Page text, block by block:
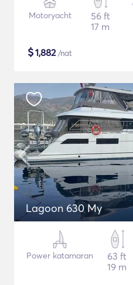
Motoryacht
56 ft
17 m
$1,882/nat
Lagoon 630 My
Power katamaran
63 ft
19 m